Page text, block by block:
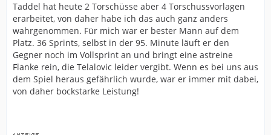
Taddel hat heute 2 Torschüsse aber 4 Torschussvorlagen
erarbeitet, von daher habe ich das auch ganz anders
wahrgenommen. Für mich war er bester Mann auf dem
Platz. 36 Sprints, selbst in der 95. Minute läuft er den
Gegner noch im Vollsprint an und bringt eine astreine
Flanke rein, die Telalovic leider vergibt. Wenn es bei uns aus
dem Spiel heraus gefährlich wurde, war er immer mit dabei,
von daher bockstarke Leistung!